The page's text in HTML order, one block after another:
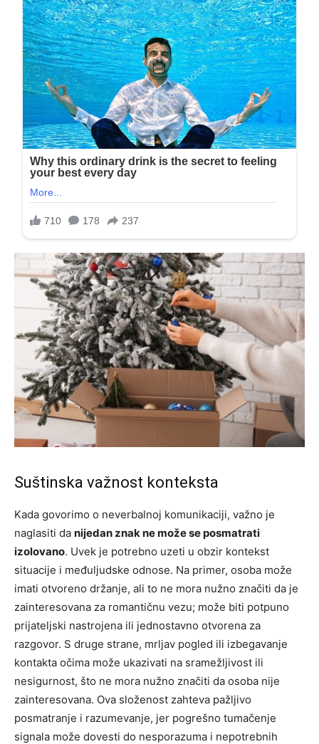
Suštinska važnost konteksta
Kada govorimo o neverbalnoj komunikaciji, važno je
naglasiti da nijedan znak ne može se posmatrati
izolovano. Uvek je potrebno uzeti u obzir kontekst
situacije i međuljudske odnose. Na primer, osoba može
imati otvoreno držanje, ali to ne mora nužno značiti da je
zainteresovana za romantičnu vezu; može biti potpuno
prijateljski nastrojena ili jednostavno otvorena za
razgovor. S druge strane, mrljav pogled ili izbegavanje
kontakta očima može ukazivati na sramežljivost ili
nesigurnost, što ne mora nužno značiti da osoba nije
zainteresovana. Ova složenost zahteva pažljivo
posmatranje i razumevanje, jer pogrešno tumačenje
signala može dovesti do nesporazuma i nepotrebnih